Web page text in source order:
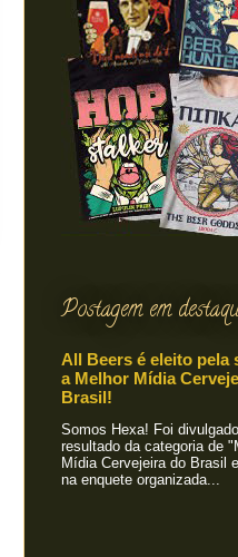
Postagem em
All Beers é eleito pela
a Melhor Mídia
Brasil!
Somos Hexa! Foi
resultado da categoria de
Mídia Cervejeira do Brasil
na enquete organizada...